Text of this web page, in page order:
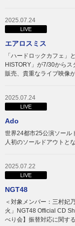
2025.07.24
LIVE
エアロスミス
「ハードロックカフェ」
HISTORY」が7/30から
販売、貴重なライブ映像が
2025.07.24
LIVE
Ado
世界24都市25公演ソール
人初のソールドアウトと
2025.07.22
LIVE
NGT48
＜対象メンバー：三村妃
火」NGT48 Official CD
べり会】振替対応に関す